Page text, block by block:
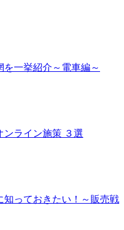
を一挙紹介～電車編～
ンライン施策 ３選
知っておきたい！～販売戦